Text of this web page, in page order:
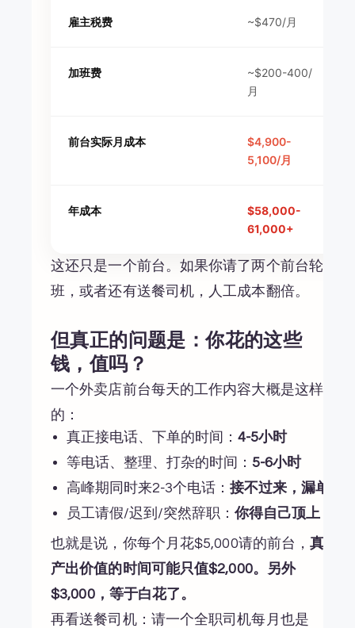
雇主税费 ~$470/月
加班费
~$200-400/
月
前台实际月成本
$4,900-
5,100/月
年成本
$58,000-
61,000+
这还只是一个前台。如果你请了两个前台轮
班，或者还有送餐司机，人工成本翻倍。
但真正的问题是：你花的这些
钱，值吗？
一个外卖店前台每天的工作内容大概是这样
的：
真正接电话、下单的时间： 4-5小时
等电话、整理、打杂的时间： 5-6小时
高峰期同时来2-3个电话： 接不过来，漏单
员工请假/迟到/突然辞职：你得自己顶上
也就是说，你每个月花$5,000请的前台，真正
产出价值的时间可能只值$2,000。另外
$3,000，等于白花了。
再看送餐司机：请一个全职司机每月也是